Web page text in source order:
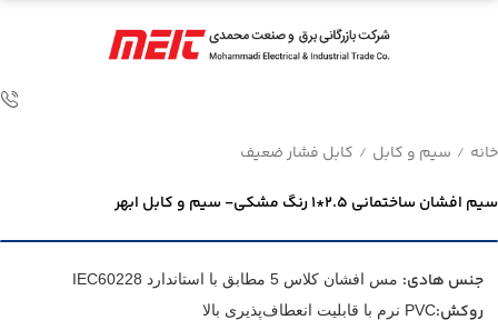
خانه / سیم و کابل / کابل فشار ضعیف
سیم افشان ساختمانی 2.5*1 رنگ مشکی- سیم و کابل ابهر
جنس هادی: مس افشان کلاس 5 مطابق با استاندارد IEC60228
روکش:PVC نرم با قابلیت انعطاف‌پذیری بالا